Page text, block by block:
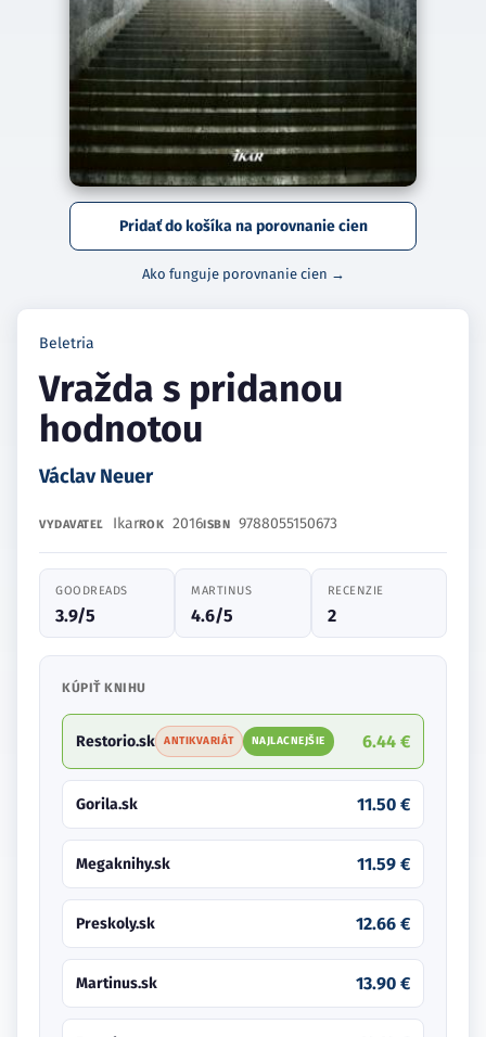
Pridať do košíka na porovnanie cien
Ako funguje porovnanie cien →
Beletria
Vražda s pridanou
hodnotou
Václav Neuer
VYDAVATEĽ IkarROK 2016ISBN 9788055150673
GOODREADS
3.9/5
MARTINUS
4.6/5
RECENZIE
2
KÚPIŤ KNIHU
Restorio.sk ANTIKVARIÁT NAJLACNEJŠIE 6.44 €
Gorila.sk 11.50 €
Megaknihy.sk 11.59 €
Preskoly.sk 12.66 €
Martinus.sk 13.90 €